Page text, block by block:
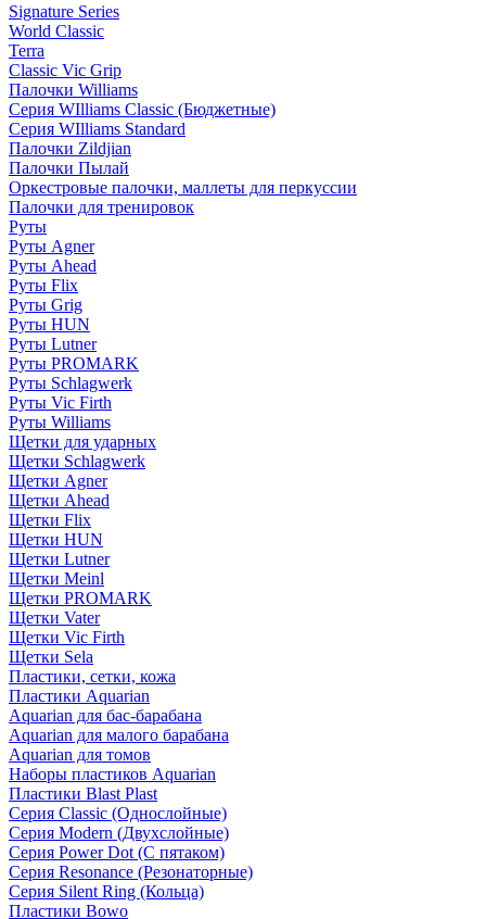
Signature Series
World Classic
Terra
Classic Vic Grip
Палочки Williams
Серия WIlliams Classic (Бюджетные)
Серия WIlliams Standard
Палочки Zildjian
Палочки Пылай
Оркестровые палочки, маллеты для перкуссии
Палочки для тренировок
Руты
Руты Agner
Руты Ahead
Руты Flix
Руты Grig
Руты HUN
Руты Lutner
Руты PROMARK
Руты Schlagwerk
Руты Vic Firth
Руты Williams
Щетки для ударных
Щетки Schlagwerk
Щетки Agner
Щетки Ahead
Щетки Flix
Щетки HUN
Щетки Lutner
Щетки Meinl
Щетки PROMARK
Щетки Vater
Щетки Vic Firth
Щетки Sela
Пластики, сетки, кожа
Пластики Aquarian
Aquarian для бас-барабана
Aquarian для малого барабана
Aquarian для томов
Наборы пластиков Aquarian
Пластики Blast Plast
Серия Classic (Однослойные)
Серия Modern (Двухслойные)
Серия Power Dot (С пятаком)
Серия Resonance (Резонаторные)
Серия Silent Ring (Кольца)
Пластики Bowo